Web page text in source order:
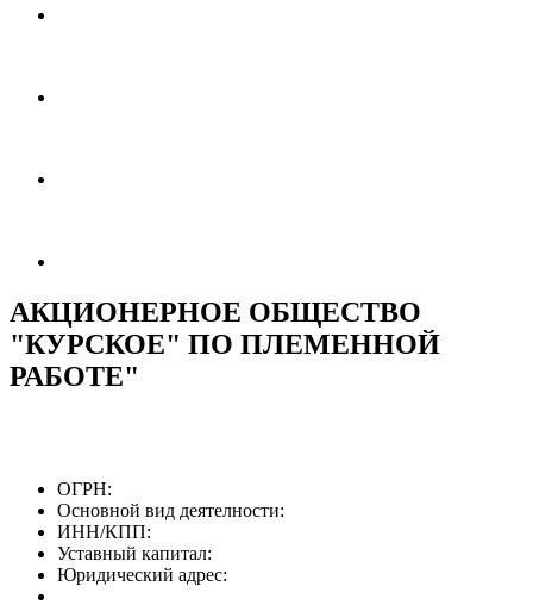
АКЦИОНЕРНОЕ ОБЩЕСТВО
"КУРСКОЕ" ПО ПЛЕМЕННОЙ
РАБОТЕ"
ОГРН:
Основной вид деятелности:
ИНН/КПП:
Уставный капитал:
Юридический адрес: